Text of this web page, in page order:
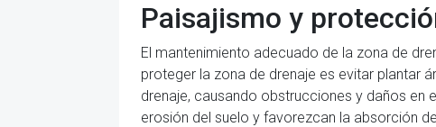
Paisajismo y
El mantenimiento adecuado de la zona de
proteger la zona de drenaje es evitar plantar
drenaje, causando obstrucciones y daños en
erosión del suelo y favorezcan la absorción